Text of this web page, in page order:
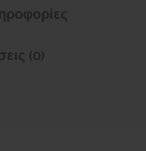
(0)